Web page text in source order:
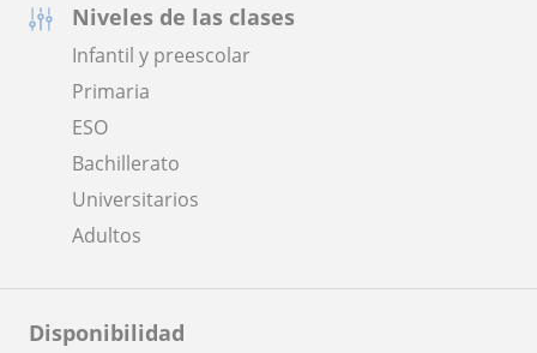
Niveles de las clases
Infantil y preescolar
Primaria
ESO
Bachillerato
Universitarios
Adultos
Disponibilidad